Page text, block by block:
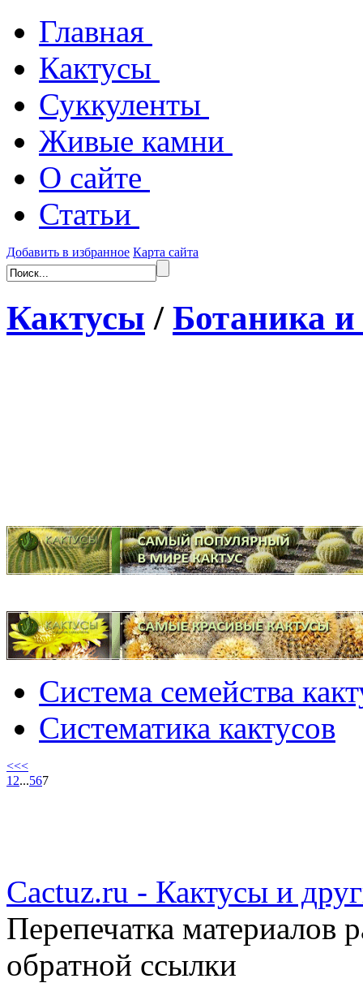
Главная
Кактусы
Суккуленты
Живые камни
О сайте
Статьи
Добавить в избранное Карта сайта
Кактусы / Ботаника и
Система семейства
Систематика кактусов
<<<
1 2...567
Cactuz.ru - Кактусы и
Перепечатка материалов
обратной ссылки